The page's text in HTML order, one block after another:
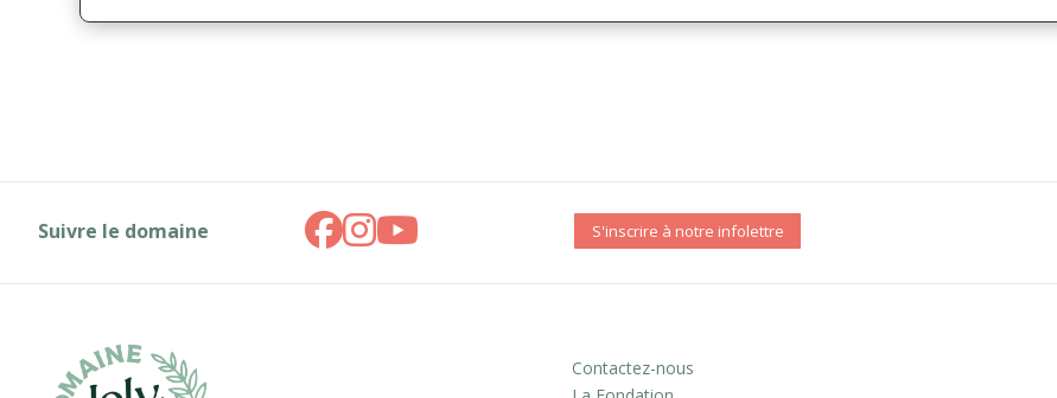
Suivre le domaine S'inscrire à notre infolettre
Contactez-nous